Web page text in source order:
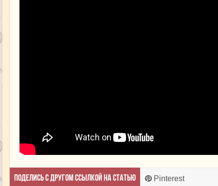
Поделись с другом ссылкой на статью Pinterest